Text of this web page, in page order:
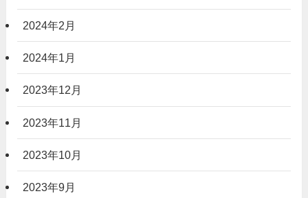
2024年2月
2024年1月
2023年12月
2023年11月
2023年10月
2023年9月